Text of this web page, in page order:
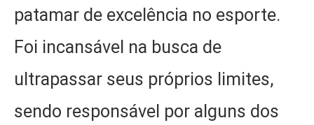
patamar de excelência no esporte.
Foi incansável na busca de
ultrapassar seus próprios limites,
sendo responsável por alguns dos